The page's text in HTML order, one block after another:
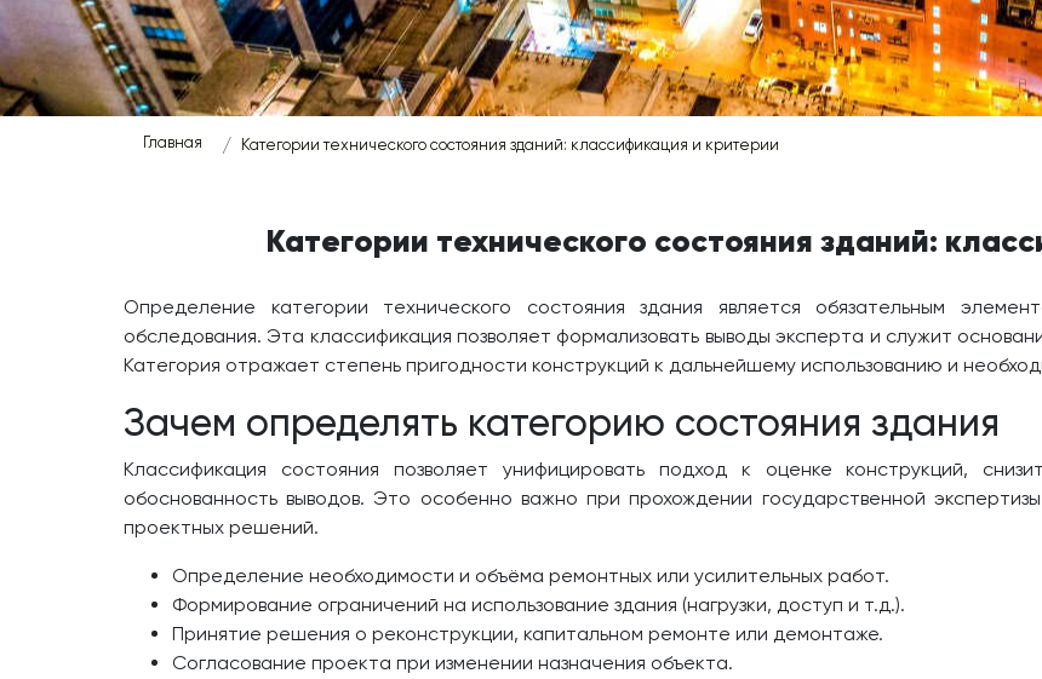
Главная Категории технического состояния зданий: классификация и критерии
Категории технического состояния зданий:
Определение категории технического состояния здания является обязательным
обследования. Эта классификация позволяет формализовать выводы эксперта и служит
Категория отражает степень пригодности конструкций к дальнейшему использованию и
Зачем определять категорию состояния здания
Классификация состояния позволяет унифицировать подход к оценке конструкций,
обоснованность выводов. Это особенно важно при прохождении государственной
проектных решений.
Определение необходимости и объёма ремонтных или усилительных работ.
Формирование ограничений на использование здания (нагрузки, доступ и т.д.).
Принятие решения о реконструкции, капитальном ремонте или демонтаже.
Согласование проекта при изменении назначения объекта.